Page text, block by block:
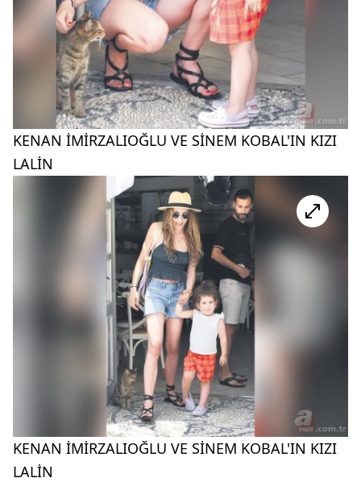
KENAN İMİRZALIOĞLU VE SİNEM KOBAL'IN KIZI
LALİN
KENAN İMİRZALIOĞLU VE SİNEM KOBAL'IN KIZI
LALİN